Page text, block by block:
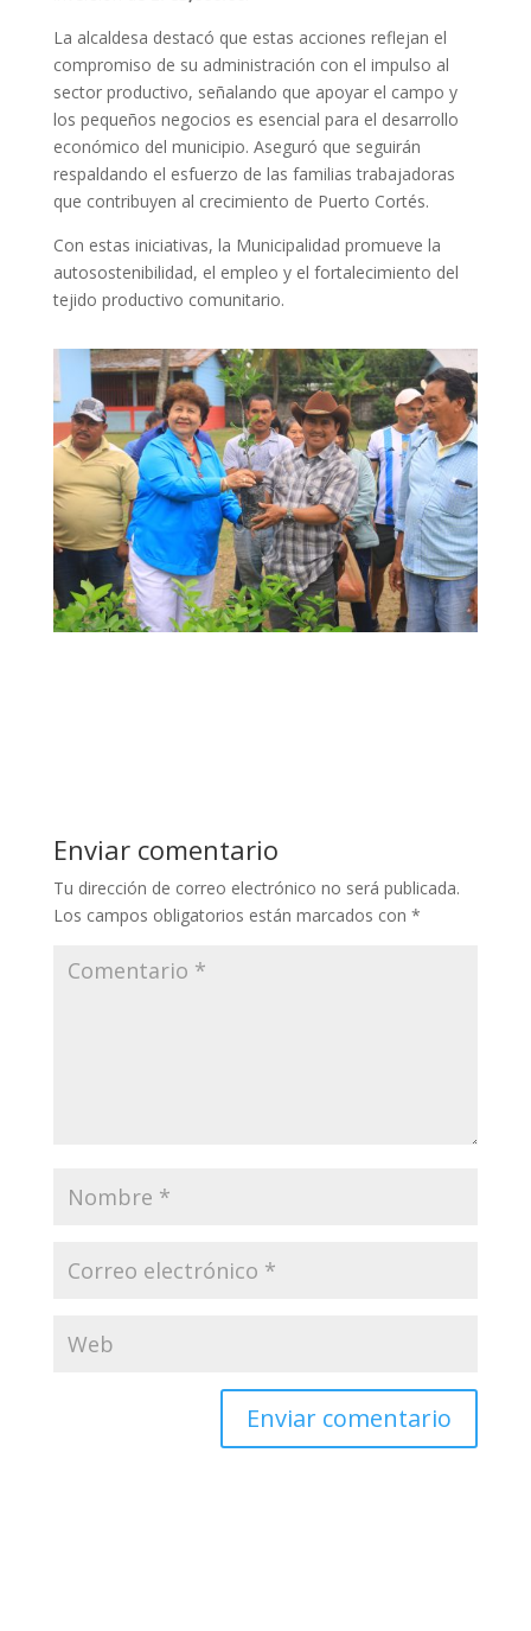
La alcaldesa destacó que estas acciones reflejan el
compromiso de su administración con el impulso al
sector productivo, señalando que apoyar el campo y
los pequeños negocios es esencial para el desarrollo
económico del municipio. Aseguró que seguirán
respaldando el esfuerzo de las familias trabajadoras
que contribuyen al crecimiento de Puerto Cortés.
Con estas iniciativas, la Municipalidad promueve la
autosostenibilidad, el empleo y el fortalecimiento del
tejido productivo comunitario.
Enviar comentario
Tu dirección de correo electrónico no será publicada.
Los campos obligatorios están marcados con *